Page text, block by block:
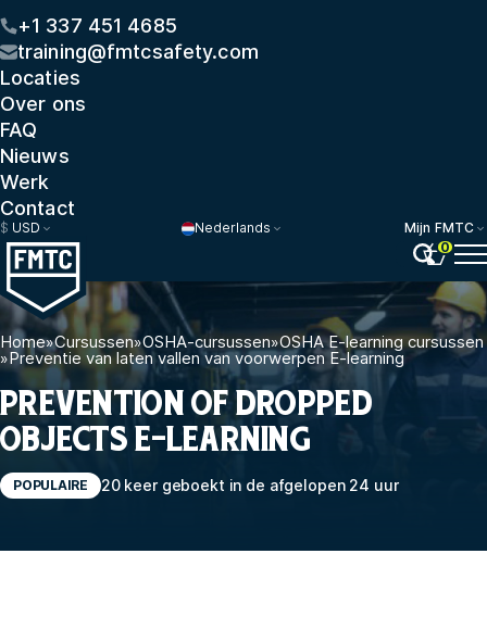
+1 337 451 4685
training@fmtcsafety.com
Locaties
Over ons
FAQ
Nieuws
Werk
Contact
$ USD Nederlands
Mijn FMTC
0
Home»Cursussen»OSHA-cursussen»OSHA E-learning cursussen
»Preventie van laten vallen van voorwerpen E-learning
PREVENTION OF DROPPED
OBJECTS E-LEARNING
POPULAIRE 20 keer geboekt in de afgelopen 24 uur